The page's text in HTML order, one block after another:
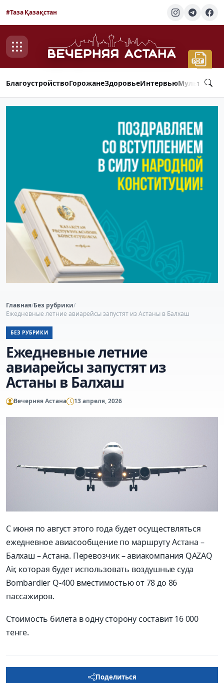
#Таза Қазақстан
БлагоустройствоГорожанеЗдоровьеИнтервью
Главная/Без рубрики/
Ежедневные летние авиарейсы запустят из Астаны в Балхаш
БЕЗ РУБРИКИ
Ежедневные летние
авиарейсы запустят из
Астаны в Балхаш
Вечерняя Астана 13 апреля, 2026
С июня по август этого года будет осуществляться
ежедневное авиасообщение по маршруту Астана –
Балхаш – Астана. Перевозчик – авиакомпания QAZAQ
Air, которая будет использовать воздушные суда
Bombardier Q-400 вместимостью от 78 до 86
пассажиров.
Стоимость билета в одну сторону составит 16 000
тенге.
Поделиться